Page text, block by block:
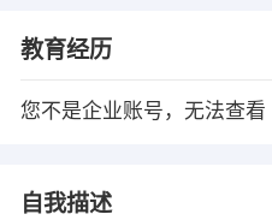
教育经历
您不是企业账号，无法查看
自我描述